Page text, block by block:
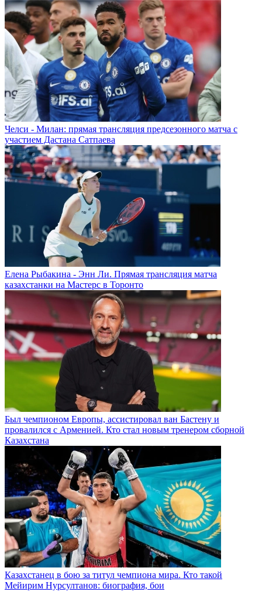
Челси - Милан: прямая трансляция предсезонного матча с
участием Дастана Сатпаева
Елена Рыбакина - Энн Ли. Прямая трансляция матча
казахстанки на Мастерс в Торонто
Был чемпионом Европы, ассистировал ван Бастену и
провалился с Арменией. Кто стал новым тренером сборной
Казахстана
Казахстанец в бою за титул чемпиона мира. Кто такой
Мейирим Нурсултанов: биография, бои